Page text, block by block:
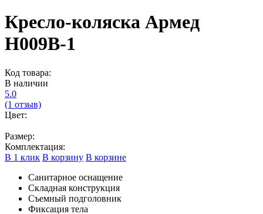
Кресло-коляска Армед
H009B-1
Код товара:
В наличии
5.0
(1 отзыв)
Цвет:
Размер:
Комплектация:
В 1 клик В корзину В корзине
Санитарное оснащение
Складная конструкция
Съемный подголовник
Фиксация тела